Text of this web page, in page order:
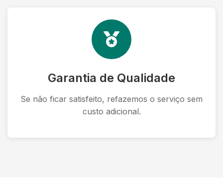
Garantia de Qualidade
Se não ficar satisfeito, refazemos o serviço sem
custo adicional.